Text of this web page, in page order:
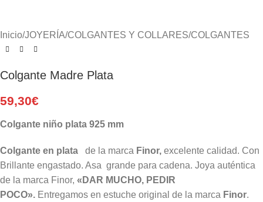
Inicio/JOYERÍA/COLGANTES Y COLLARES/COLGANTES
Colgante Madre Plata
59,30€
Colgante niño plata 925 mm
Colgante en plata de la marca Finor, excelente calidad. Con
Brillante engastado. Asa grande para cadena. Joya auténtica
de la marca Finor, «DAR MUCHO, PEDIR
POCO». Entregamos en estuche original de la marca Finor.